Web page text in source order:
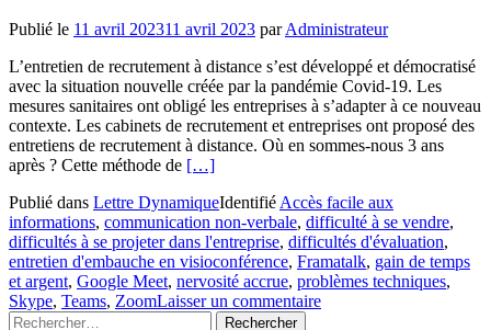
Publié le 11 avril 202311 avril 2023 parAdministrateur
L’entretien de recrutement à distance s’est développé et démocratisé
avec la situation nouvelle créée par la pandémie Covid-19. Les
mesures sanitaires ont obligé les entreprises à s’adapter à ce nouveau
contexte. Les cabinets de recrutement et entreprises ont proposé des
entretiens de recrutement à distance. Où en sommes-nous 3 ans
après ? Cette méthode de En
plus
surL’entretien
de
recrutement
en
visioconférence
[…]
Publié dans Lettre DynamiqueIdentifié Accès facile aux
informations, communication non-verbale, difficulté à se vendre,
difficultés à se projeter dans l'entreprise, difficultés d'évaluation,
entretien d'embauche en visioconférence, Framatalk, gain de temps
et argent, Google Meet, nervosité accrue, problèmes techniques,
Skype, Teams, ZoomLaisser un commentaire
Rechercher :